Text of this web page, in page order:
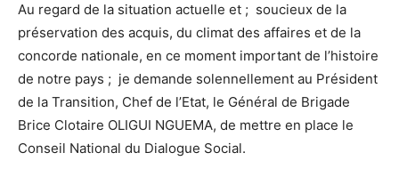
Au regard de la situation actuelle et ; soucieux de la
préservation des acquis, du climat des affaires et de la
concorde nationale, en ce moment important de l’histoire
de notre pays ; je demande solennellement au Président
de la Transition, Chef de l’Etat, le Général de Brigade
Brice Clotaire OLIGUI NGUEMA, de mettre en place le
Conseil National du Dialogue Social.